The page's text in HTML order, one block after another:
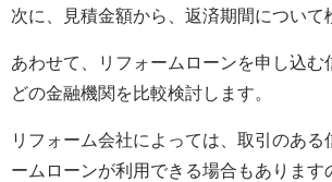
次に、見積金額から、返済期間について
あわせて、リフォームローンを申し込む
どの金融機関を比較検討します。
リフォーム会社によっては、取引のある
ームローンが利用できる場合もあります